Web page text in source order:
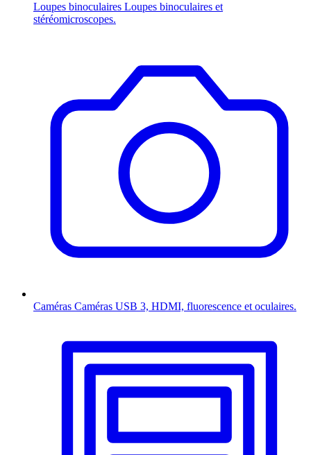
Loupes binoculaires Loupes binoculaires et
stéréomicroscopes.
Caméras Caméras USB 3, HDMI, fluorescence et oculaires.